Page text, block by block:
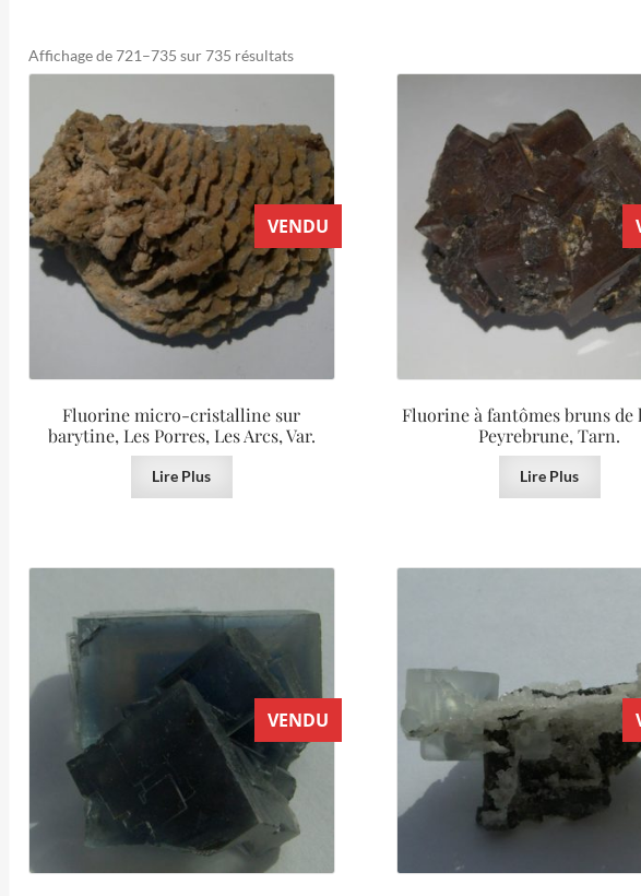
Affichage de 721–735 sur 735 résultatsTrié
du
récent
au
plus
ancien
VENDU
Fluorine micro-cristalline sur
barytine, Les Porres, Les Arcs, Var.
Lire Plus
Fluorine à fantômes bruns de
Peyrebrune, Tarn.
Lire Plus
VENDU